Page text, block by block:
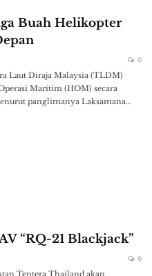
Buah Helikopter
0
Laut Diraja Malaysia (TLDM)
Maritim (HOM) secara
panglimanya Laksamana…
“RQ-21 Blackjack”
0